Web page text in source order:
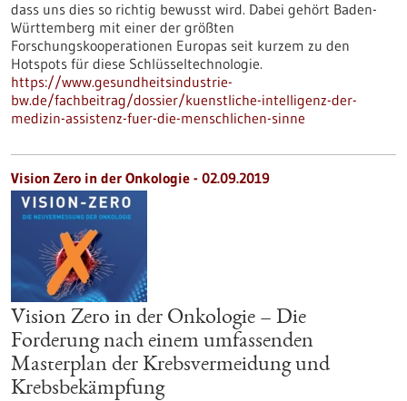
dass uns dies so richtig bewusst wird. Dabei gehört Baden-
Württemberg mit einer der größten
Forschungskooperationen Europas seit kurzem zu den
Hotspots für diese Schlüsseltechnologie.
https://www.gesundheitsindustrie-
bw.de/fachbeitrag/dossier/kuenstliche-intelligenz-der-
medizin-assistenz-fuer-die-menschlichen-sinne
Vision Zero in der Onkologie - 02.09.2019
Vision Zero in der Onkologie – Die
Forderung nach einem umfassenden
Masterplan der Krebsvermeidung und
Krebsbekämpfung